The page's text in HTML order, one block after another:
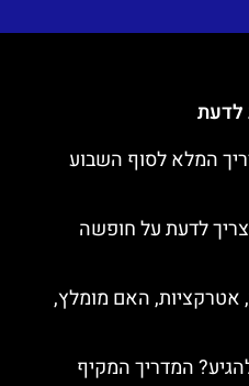
לדעת
המלא לסוף השבוע
לדעת על חופשה
אטרקציות, האם מומלץ,
המדריך המקיף